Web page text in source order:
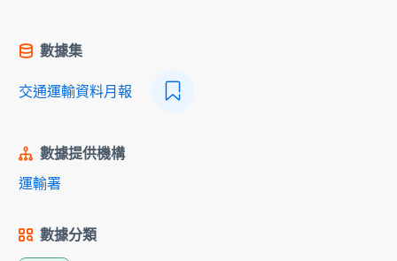
數據集
交通運輸資料月報
數據提供機構
運輸署
數據分類